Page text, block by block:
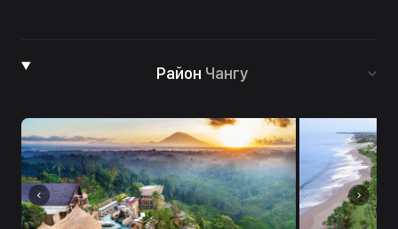
Район Чангу